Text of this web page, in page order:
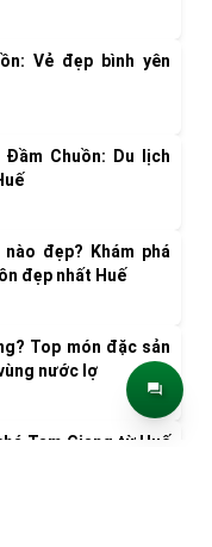
Vẻ đẹp bình yên
Đầm Chuồn: Du lịch
nào đẹp? Khám phá
đẹp nhất Huế
Top món đặc sản
nước lợ
Tam Giang từ Huế